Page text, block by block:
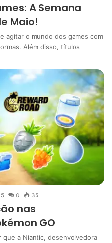
A Semana
Maio!
agitar o mundo dos games com
Além disso, títulos
0 35
nas
GO
que a Niantic, desenvolvedora